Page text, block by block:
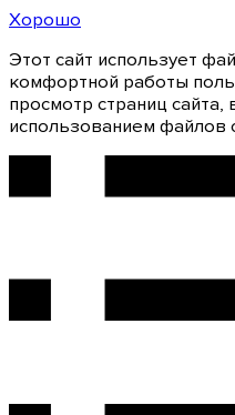
Хорошо
Этот сайт использует
комфортной работы
просмотр страниц
использованием файлов